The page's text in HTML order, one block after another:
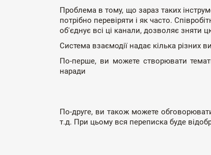
Проблема в тому, що зараз таких
потрібно перевіряти і як часто.
об'єднує всі ці канали, дозволяє зняти
Система взаємодії надає кілька різних
По-перше, ви можете створювати
наради
По-друге, ви також можете
т.д. При цьому вся переписка буде